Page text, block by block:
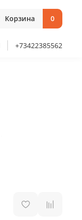
Корзина 0
+73422385562